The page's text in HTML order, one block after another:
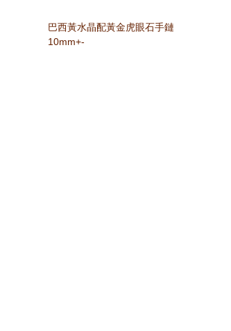
巴西黃水晶配黃金虎眼石手鏈
10mm+-